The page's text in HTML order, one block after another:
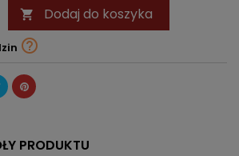
 Dodaj do koszyka

PRODUKTU